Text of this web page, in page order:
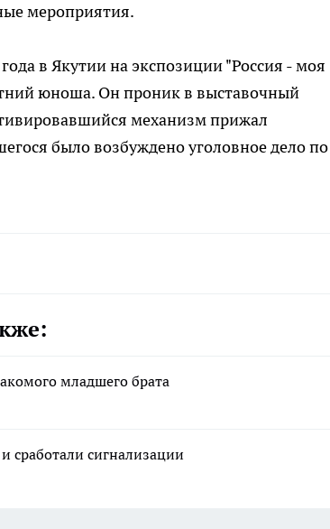
мероприятия.
в Якутии на экспозиции "Россия - моя
юноша. Он проник в выставочный
механизм прижал
было возбуждено уголовное дело по
младшего брата
сработали сигнализации